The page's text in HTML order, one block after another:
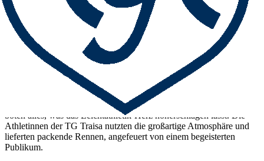
Hessische Meisterschaften der Staffeln in
Wetzlar – TG Traisa Staffeln begeistern mit
Top-Leistungen
Strahlender Sonnenschein, starke Konkurrenz und eine mitreißende
Stimmung – die Hessischen Meisterschaften der Staffeln in Wetzlar
boten alles, was das Leichtathletik-Herz höherschlagen lässt. Die
Athletinnen der TG Traisa nutzten die großartige Atmosphäre und
lieferten packende Rennen, angefeuert von einem begeisterten
Publikum.